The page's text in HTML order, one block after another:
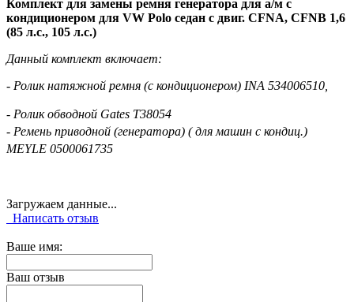
Комплект для замены ремня генератора для а/м с
кондиционером для VW Polo седан с двиг. CFNA, CFNB 1,6
(85 л.с., 105 л.с.)
Данный комплект включает:
- Ролик натяжной ремня (с кондиционером) INA 534006510,
- Ролик обводной Gates T38054
- Ремень приводной (генератора) ( для машин с кондиц.)
MEYLE 0500061735
Загружаем данные...
Написать отзыв
Ваше имя:
Ваш отзыв